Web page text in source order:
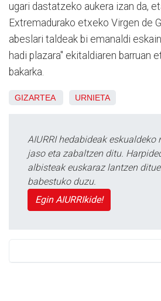
ugari dastatzeko aukera izan da,
Extremadurako etxeko Virgen de
abeslari taldeak bi emanaldi
hadi plazara" ekitaldiaren barruan
bakarka.
GIZARTEA URNIETA
AIURRI hedabideak eskualdeko
jaso eta zabaltzen ditu.
albisteak euskaraz lantzen
babestuko duzu.
Egin AIURRIkide!